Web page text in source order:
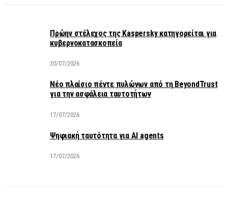
Πρώην στέλεχος της Kaspersky κατηγορείται για
κυβερνοκατασκοπεία
20/07/2026
Νέο πλαίσιο πέντε πυλώνων από τη BeyondTrust
για την ασφάλεια ταυτοτήτων
17/07/2026
Ψηφιακή ταυτότητα για AI agents
17/07/2026